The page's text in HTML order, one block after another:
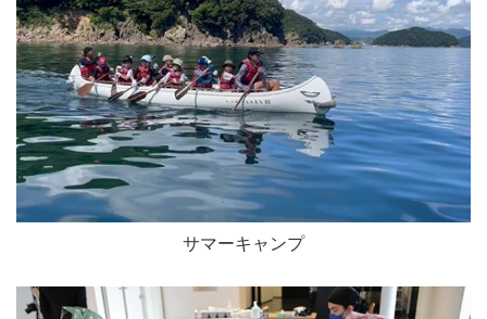
サマーキャンプ